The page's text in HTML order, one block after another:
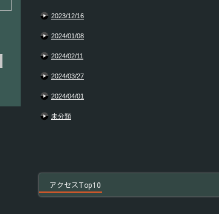
2023/12/16
2024/01/08
2024/02/11
2024/03/27
2024/04/01
未分類
アクセスTop10